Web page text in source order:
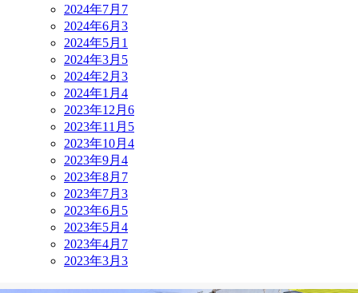
2024年7月 7
2024年6月 3
2024年5月 1
2024年3月 5
2024年2月 3
2024年1月 4
2023年12月 6
2023年11月 5
2023年10月 4
2023年9月 4
2023年8月 7
2023年7月 3
2023年6月 5
2023年5月 4
2023年4月 7
2023年3月 3